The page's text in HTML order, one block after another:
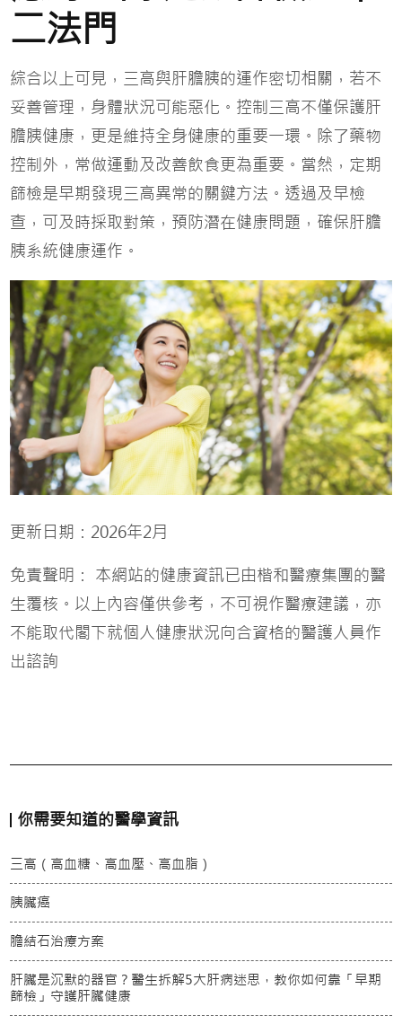
二法門
綜合以上可見，三高與肝膽胰的運作密切相關，若不
妥善管理，身體狀況可能惡化。控制三高不僅保護肝
膽胰健康，更是維持全身健康的重要一環。除了藥物
控制外，常做運動及改善飲食更為重要。當然，定期
篩檢是早期發現三高異常的關鍵方法。透過及早檢
查，可及時採取對策，預防潛在健康問題，確保肝膽
胰系統健康運作。
更新日期：2026年2月
免責聲明： 本網站的健康資訊已由楷和醫療集團的醫
生覆核。以上內容僅供參考，不可視作醫療建議，亦
不能取代閣下就個人健康狀況向合資格的醫護人員作
出諮詢
你需要知道的醫學資訊
三高（高血糖、高血壓、高血脂）
胰臟癌
膽結石治療方案
肝臟是沉默的器官？醫生拆解5大肝病迷思，教你如何靠「早期
篩檢」守護肝臟健康